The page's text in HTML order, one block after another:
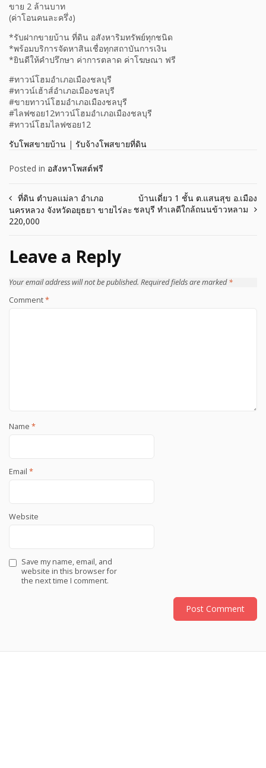
ขาย 2 ล้านบาท
(ค่าโอนคนละครึ่ง)
*รับฝากขายบ้าน ที่ดิน อสังหาริมทรัพย์ทุกชนิด
*พร้อมบริการจัดหาสินเชื่อทุกสถาบันการเงิน
*ยินดีให้คำปรึกษา ค่าการตลาด ค่าโฆษณา ฟรี
#ทาวน์โฮมอำเภอเมืองชลบุรี
#ทาวน์เฮ้าส์อำเภอเมืองชลบุรี
#ขายทาวน์โฮมอำเภอเมืองชลบุรี
#ไลฟซอย12ทาวน์โฮมอำเภอเมืองชลบุรี
#ทาวน์โฮมไลฟซอย12
รับโพสขายบ้าน | รับจ้างโพสขายที่ดิน
Posted in อสังหาโพสต์ฟรี
Post
navigation
ที่ดิน ตำบลแม่ลา อำเภอ
นครหลวง จังหวัดอยุธยา ขายไร่ละ
220,000
บ้านเดี่ยว 1 ชั้น ต.แสนสุข อ.เมือง
ชลบุรี ทำเลดีใกล้ถนนข้าวหลาม
Leave a Reply
Your email address will not be published. Required fields are marked*
Comment*
Name *
Email *
Website
Save my name, email, and
website in this browser for
the next time I comment.